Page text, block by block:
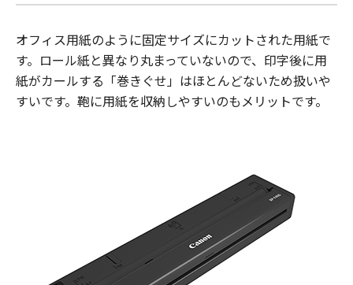
オフィス用紙のように固定サイズにカットされた用紙で
す。ロール紙と異なり丸まっていないので、印字後に用
紙がカールする「巻きぐせ」はほとんどないため扱いや
すいです。鞄に用紙を収納しやすいのもメリットです。